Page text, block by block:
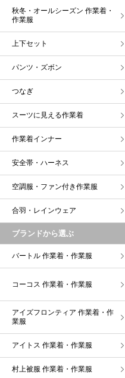
秋冬・オールシーズン 作業着・
作業服
上下セット
パンツ・ズボン
つなぎ
スーツに見える作業着
作業着インナー
安全帯・ハーネス
空調服・ファン付き作業服
合羽・レインウェア
ブランドから選ぶ
バートル 作業着・作業服
コーコス 作業着・作業服
アイズフロンティア 作業着・作
業服
アイトス 作業着・作業服
村上被服 作業着・作業服